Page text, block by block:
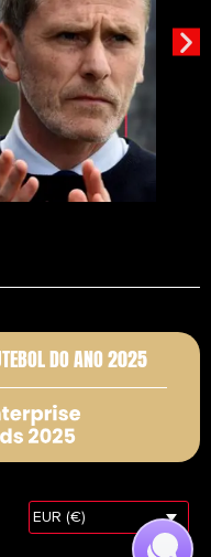
DO ANO 2025
EUR (€)